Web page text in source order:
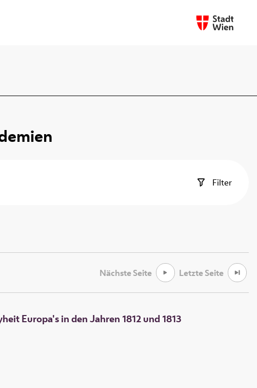
Filter
Nächste Seite Letzte Seite
Europa's in den Jahren 1812 und 1813